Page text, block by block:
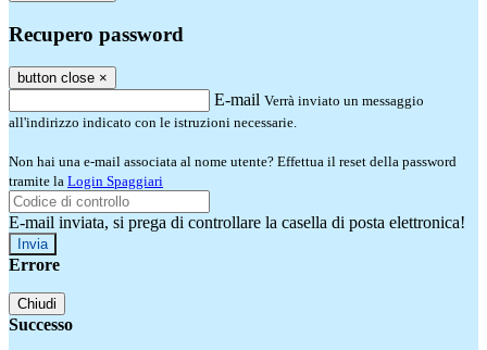
Recupero password
button close ×
E-mail Verrà inviato un messaggio
all'indirizzo indicato con le istruzioni necessarie.
Non hai una e-mail associata al nome utente? Effettua il reset della password
tramite la Login Spaggiari
E-mail inviata, si prega di controllare la casella di posta elettronica!
Errore
Chiudi
Successo